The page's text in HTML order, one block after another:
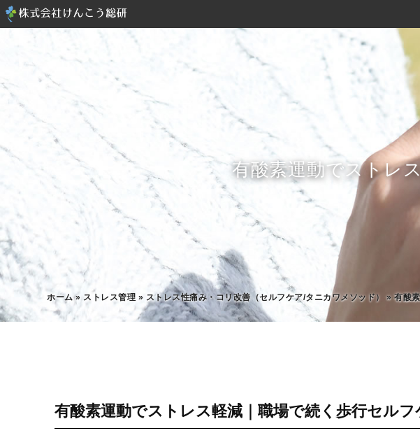
有酸素運動でストレ
ホーム» ストレス管理 » ストレス性痛み・コリ改善（セルフケア/タニカワメソッド） »有酸
有酸素運動でストレス軽減｜職場で続く歩行セルフ